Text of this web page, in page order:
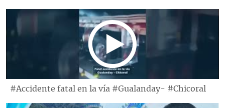
#Accidente fatal en la vía #Gualanday- #Chicoral